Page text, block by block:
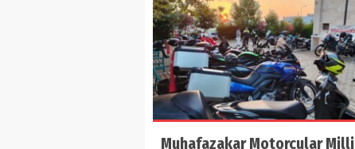
Muhafazakar Motorcular Milli